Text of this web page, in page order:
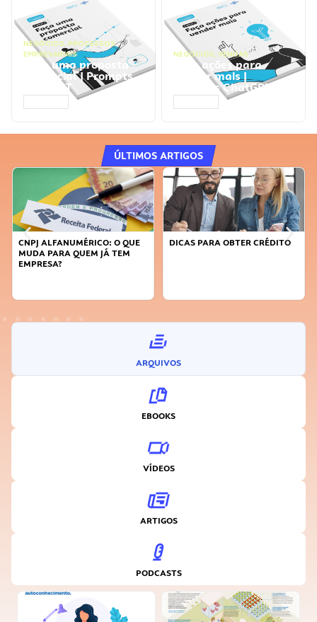
NEGÓCIOS, PROCESSOS
EMPRESARIAIS
Faça uma proposta
comercial | Prompts
ChatGPT
NEGÓCIOS, VENDAS
Faça ações para
vender mais |
Prompts ChatGPT
ÚLTIMOS ARTIGOS
CNPJ ALFANUMÉRICO: O QUE
MUDA PARA QUEM JÁ TEM
EMPRESA?
DICAS PARA OBTER CRÉDITO
ARQUIVOS
EBOOKS
VÍDEOS
ARTIGOS
PODCASTS